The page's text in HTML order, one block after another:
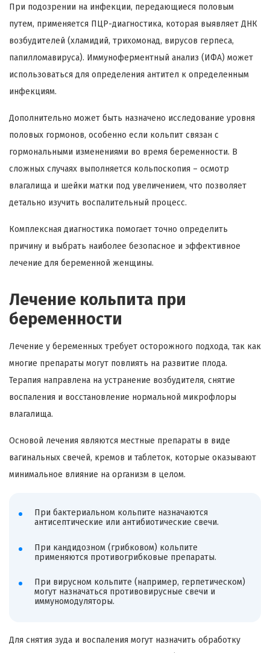
При подозрении на инфекции, передающиеся половым
путем, применяется ПЦР-диагностика, которая выявляет ДНК
возбудителей (хламидий, трихомонад, вирусов герпеса,
папилломавируса). Иммуноферментный анализ (ИФА) может
использоваться для определения антител к определенным
инфекциям.
Дополнительно может быть назначено исследование уровня
половых гормонов, особенно если кольпит связан с
гормональными изменениями во время беременности. В
сложных случаях выполняется кольпоскопия – осмотр
влагалища и шейки матки под увеличением, что позволяет
детально изучить воспалительный процесс.
Комплексная диагностика помогает точно определить
причину и выбрать наиболее безопасное и эффективное
лечение для беременной женщины.
Лечение кольпита при
беременности
Лечение у беременных требует осторожного подхода, так как
многие препараты могут повлиять на развитие плода.
Терапия направлена на устранение возбудителя, снятие
воспаления и восстановление нормальной микрофлоры
влагалища.
Основой лечения являются местные препараты в виде
вагинальных свечей, кремов и таблеток, которые оказывают
минимальное влияние на организм в целом.
При бактериальном кольпите назначаются
антисептические или антибиотические свечи.
При кандидозном (грибковом) кольпите
применяются противогрибковые препараты.
При вирусном кольпите (например, герпетическом)
могут назначаться противовирусные свечи и
иммуномодуляторы.
Для снятия зуда и воспаления могут назначить обработку